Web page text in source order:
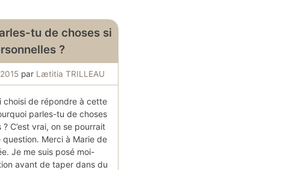
tu de choses si
?
par Lætitia TRILLEAU
choisi de répondre à cette
parles-tu de choses
? C’est vrai, on se pourrait
Merci à Marie de
Je me suis posé moi-
avant de taper dans du